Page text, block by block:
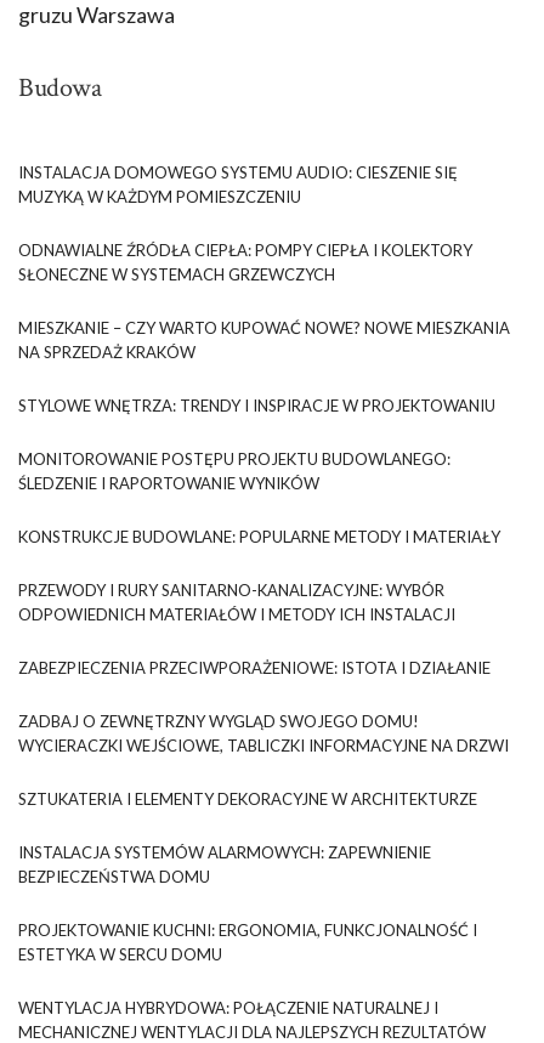
gruzu Warszawa
Budowa
INSTALACJA DOMOWEGO SYSTEMU AUDIO: CIESZENIE SIĘ
MUZYKĄ W KAŻDYM POMIESZCZENIU
ODNAWIALNE ŹRÓDŁA CIEPŁA: POMPY CIEPŁA I KOLEKTORY
SŁONECZNE W SYSTEMACH GRZEWCZYCH
MIESZKANIE – CZY WARTO KUPOWAĆ NOWE? NOWE MIESZKANIA
NA SPRZEDAŻ KRAKÓW
STYLOWE WNĘTRZA: TRENDY I INSPIRACJE W PROJEKTOWANIU
MONITOROWANIE POSTĘPU PROJEKTU BUDOWLANEGO:
ŚLEDZENIE I RAPORTOWANIE WYNIKÓW
KONSTRUKCJE BUDOWLANE: POPULARNE METODY I MATERIAŁY
PRZEWODY I RURY SANITARNO-KANALIZACYJNE: WYBÓR
ODPOWIEDNICH MATERIAŁÓW I METODY ICH INSTALACJI
ZABEZPIECZENIA PRZECIWPORAŻENIOWE: ISTOTA I DZIAŁANIE
ZADBAJ O ZEWNĘTRZNY WYGLĄD SWOJEGO DOMU!
WYCIERACZKI WEJŚCIOWE, TABLICZKI INFORMACYJNE NA DRZWI
SZTUKATERIA I ELEMENTY DEKORACYJNE W ARCHITEKTURZE
INSTALACJA SYSTEMÓW ALARMOWYCH: ZAPEWNIENIE
BEZPIECZEŃSTWA DOMU
PROJEKTOWANIE KUCHNI: ERGONOMIA, FUNKCJONALNOŚĆ I
ESTETYKA W SERCU DOMU
WENTYLACJA HYBRYDOWA: POŁĄCZENIE NATURALNEJ I
MECHANICZNEJ WENTYLACJI DLA NAJLEPSZYCH REZULTATÓW